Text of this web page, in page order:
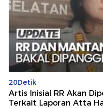
20Detik
Artis Inisial RR Akan
Terkait Laporan Atta